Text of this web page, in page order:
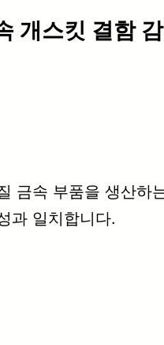
개스킷 결함
금속 부품을 생산
과 일치합니다.